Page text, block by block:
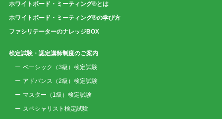
ホワイトボード・ミーティング®とは
ホワイトボード・ミーティング®の学び方
ファシリテーターのナレッジBOX
検定試験・認定講師制度のご案内
ベーシック（3級）検定試験
アドバンス（2級）検定試験
マスター（1級）検定試験
スペシャリスト検定試験